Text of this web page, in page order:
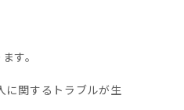
す。
に関するトラブルが生